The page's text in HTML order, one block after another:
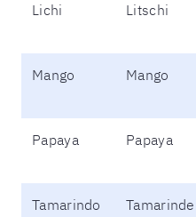
Lichi Litschi
Mango Mango
Papaya Papaya
Tamarindo Tamarinde